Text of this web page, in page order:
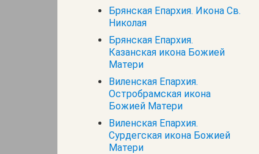
Брянская Епархия. Икона Св.
Николая
Брянская Епархия.
Казанская икона Божией
Матери
Виленская Епархия.
Остробрамская икона
Божией Матери
Виленская Епархия.
Сурдегская икона Божией
Матери